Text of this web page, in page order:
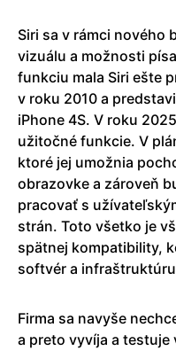
Siri sa v rámci nového
vizuálu a možnosti
funkciu mala Siri ešte
v roku 2010 a
iPhone 4S. V roku
užitočné funkcie. V
ktoré jej umožnia
obrazovke a zároveň
pracovať s
strán. Toto všetko je
spätnej kompatibility,
softvér a
Firma sa navyše
a preto vyvíja a testuje